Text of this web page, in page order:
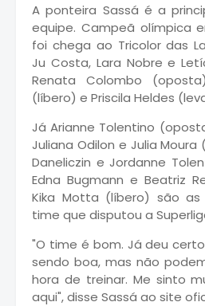
A ponteira Sassá é a
equipe. Campeã olímpica
foi chega ao Tricolor das
Ju Costa, Lara Nobre e
Renata Colombo
(líbero) e Priscila Heldes
Já Arianne Tolentino
Juliana Odilon e Julia
Daneliczin e Jordanne
Edna Bugmann e Beatriz
Kika Motta (líbero) são as
time que disputou a
"O time é bom. Já deu
sendo boa, mas não
hora de treinar. Me sinto
aqui", disse Sassá ao site